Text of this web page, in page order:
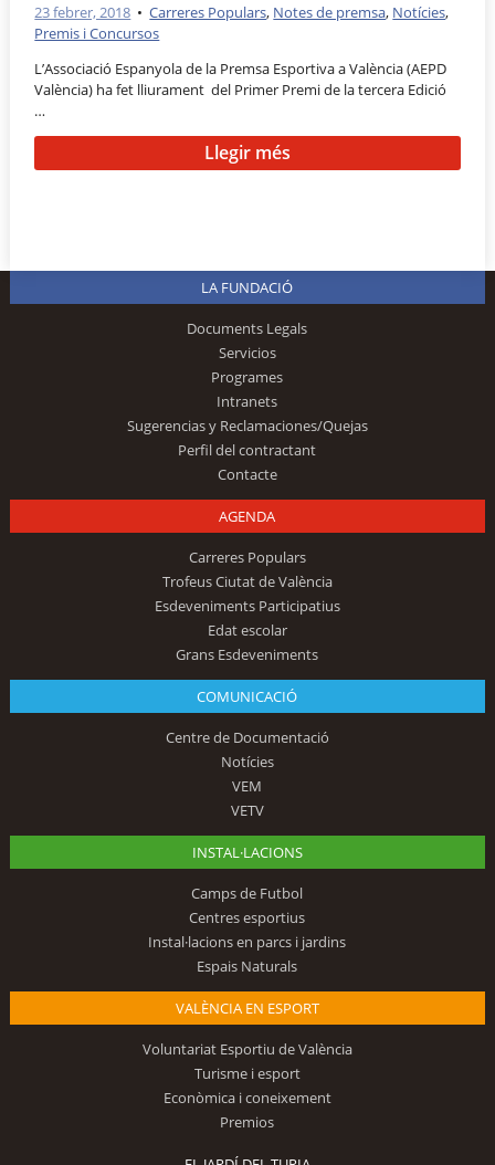
23 febrer, 2018 •Carreres Populars, Notes de premsa, Notícies,
Premis i Concursos
L’Associació Espanyola de la Premsa Esportiva a València (AEPD
València) ha fet lliurament del Primer Premi de la tercera Edició
…
Llegir més
LA FUNDACIÓ
Documents Legals
Servicios
Programes
Intranets
Sugerencias y Reclamaciones/Quejas
Perfil del contractant
Contacte
AGENDA
Carreres Populars
Trofeus Ciutat de València
Esdeveniments Participatius
Edat escolar
Grans Esdeveniments
COMUNICACIÓ
Centre de Documentació
Notícies
VEM
VETV
INSTAL·LACIONS
Camps de Futbol
Centres esportius
Instal·lacions en parcs i jardins
Espais Naturals
VALÈNCIA EN ESPORT
Voluntariat Esportiu de València
Turisme i esport
Econòmica i coneixement
Premios